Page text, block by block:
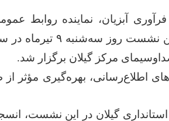
آبزیان، نماینده روابط
دستگاه‌های اجرایی
مرکز گیلان برگزار شد.
اطلاع‌رسانی، بهره‌گیری
گیلان در این نشست،